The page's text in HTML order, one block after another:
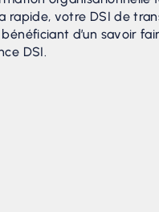
rapide, votre DSI de
d’un savoir
DSI.